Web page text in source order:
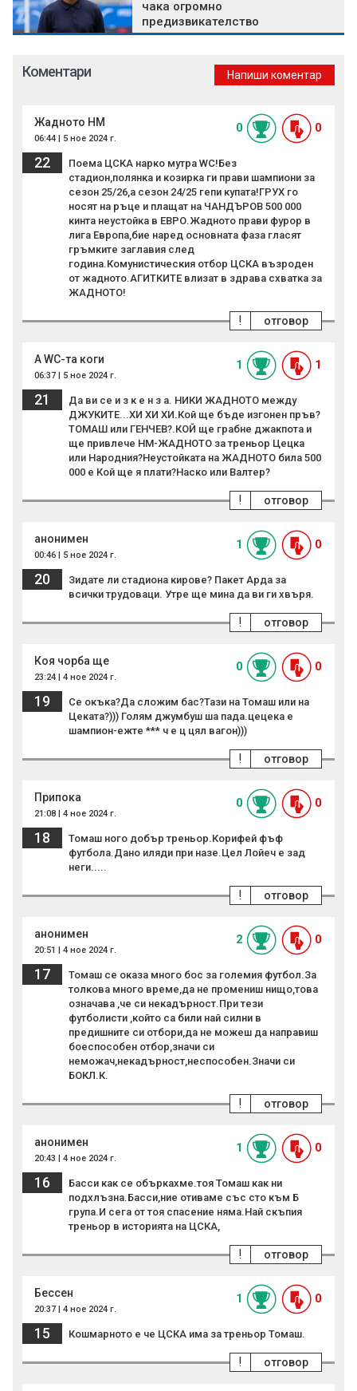
чака огромно
предизвикателство
Коментари Напиши коментар
Жадното НМ
06:44 | 5 ное 2024 г.
0 0
22
Поема ЦСКА нарко мутра WC!Без
стадион,полянка и козирка ги прави шампиони за
сезон 25/26,а сезон 24/25 гепи купата!ГРУХ го
носят на ръце и плащат на ЧАНДЪРОВ 500 000
кинта неустойка в ЕВРО.Жадното прави фурор в
лига Европа,бие наред основната фаза гласят
гръмките заглавия след
година.Комунистическия отбор ЦСКА възроден
от жадното.АГИТКИТЕ влизат в здрава схватка за
ЖАДНОТО!
отговор
!
А WC-та коги
06:37 | 5 ное 2024 г.
1 1
21
Да ви се и з к е н з а. НИКИ ЖАДНОТО между
ДЖУКИТЕ...ХИ ХИ ХИ.Кой ще бъде изгонен пръв?
ТОМАШ или ГЕНЧЕВ?.КОЙ ще грабне джакпота и
ще привлече НМ-ЖАДНОТО за треньор Цецка
или Народния?Неустойката на ЖАДНОТО била 500
000 е Кой ще я плати?Наско или Валтер?
отговор
!
анонимен
00:46 | 5 ное 2024 г.
1 0
20
Зидате ли стадиона кирове? Пакет Арда за
всички трудоваци. Утре ще мина да ви ги хвъря.
отговор
!
Коя чорба ще
23:24 | 4 ное 2024 г.
0 0
19
Се окъка?Да сложим бас?Тази на Томаш или на
Цеката?))) Голям джумбуш ша пада.цецека е
шампион-ежте *** ч е ц цял вагон)))
отговор
!
Припока
21:08 | 4 ное 2024 г.
0 0
18
Томаш ного добър треньор.Корифей фъф
футбола.Дано иляди при назе.Цел Лойеч е зад
неги.....
отговор
!
анонимен
20:51 | 4 ное 2024 г.
2 0
17
Томаш се оказа много бос за големия футбол.За
толкова много време,да не промениш нищо,това
означава ,че си некадърност.При тези
футболисти ,който са били най силни в
предишните си отбори,да не можеш да направиш
боеспособен отбор,значи си
неможач,некадърност,неспособен.Значи си
БОКЛ.К.
отговор
!
анонимен
20:43 | 4 ное 2024 г.
1 0
16
Басси как се объркахме.тоя Томаш как ни
подхлъзна.Басси,ние отиваме със сто към Б
група.И сега от тоя спасение няма.Най скъпия
треньор в историята на ЦСКА,
отговор
!
Бессен
20:37 | 4 ное 2024 г.
1 0
15 Кошмарното е че ЦСКА има за треньор Томаш.
отговор
!